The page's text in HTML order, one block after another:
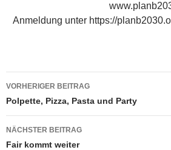
Anmeldung unter https://
Beitragsnavigation
VORHERIGER BEITRAG
Polpette, Pizza, Pasta und Party
NÄCHSTER BEITRAG
Fair kommt weiter